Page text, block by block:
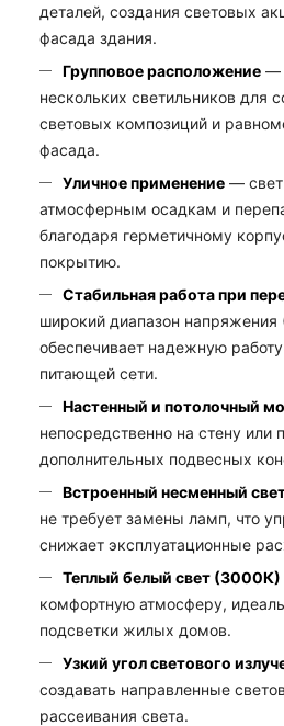
деталей, создания световых
фасада здания.
Групповое расположение —
нескольких светильников для
световых композиций и
фасада.
Уличное применение —
атмосферным осадкам и
благодаря герметичному
покрытию.
Стабильная работа при
широкий диапазон напряжения
обеспечивает надежную
питающей сети.
Настенный и потолочный
непосредственно на стену или
дополнительных подвесных
Встроенный несменный
не требует замены ламп, что
снижает эксплуатационные
Теплый белый свет (3000К)
комфортную атмосферу,
подсветки жилых домов.
Узкий угол светового
создавать направленные
рассеивания света.